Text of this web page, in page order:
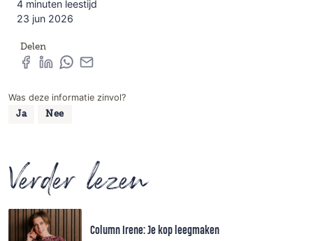
4 minuten leestijd
23 jun 2026
Delen
Was deze informatie zinvol?
Ja Nee
Verder lezen
Column Irene: Je kop leegmaken